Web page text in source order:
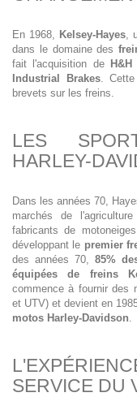
En 1968, Kelsey-Hayes,
dans le domaine des
fait l'acquisition de H&H
Industrial Brakes. Cette
brevets sur les freins.
LES
HARLEY-
Dans les années 70,
marchés de
fabricants de
développant le premier
des années 70, 85%
équipées de freins
commence à fournir des
et UTV) et devient en
motos Harley-Davidson.
SERVICE DU